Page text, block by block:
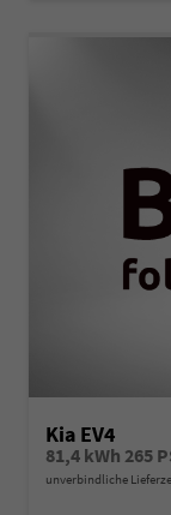
Kia EV4
81,4 kWh 265
unverbindliche